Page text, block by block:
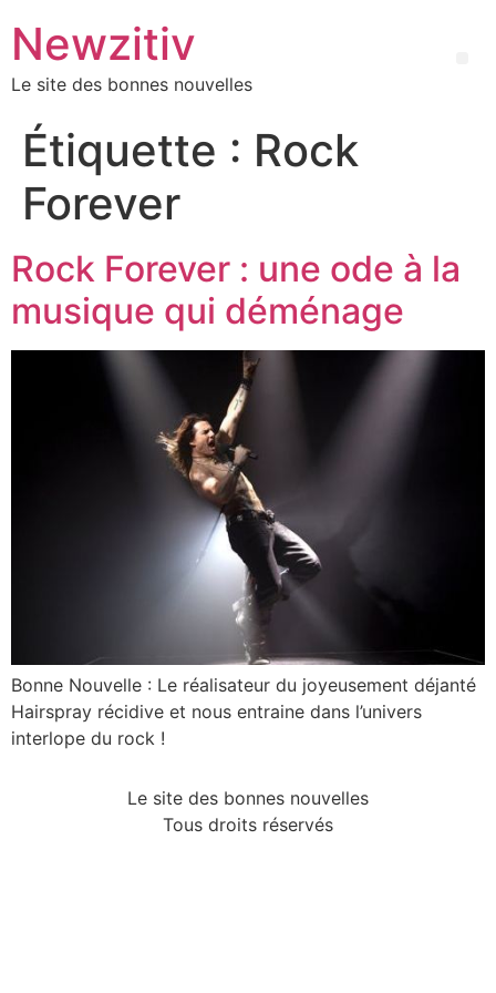
Newzitiv
Le site des bonnes nouvelles
Étiquette : Rock
Forever
Rock Forever : une ode à la
musique qui déménage
Bonne Nouvelle : Le réalisateur du joyeusement déjanté
Hairspray récidive et nous entraine dans l’univers
interlope du rock !
Le site des bonnes nouvelles
Tous droits réservés